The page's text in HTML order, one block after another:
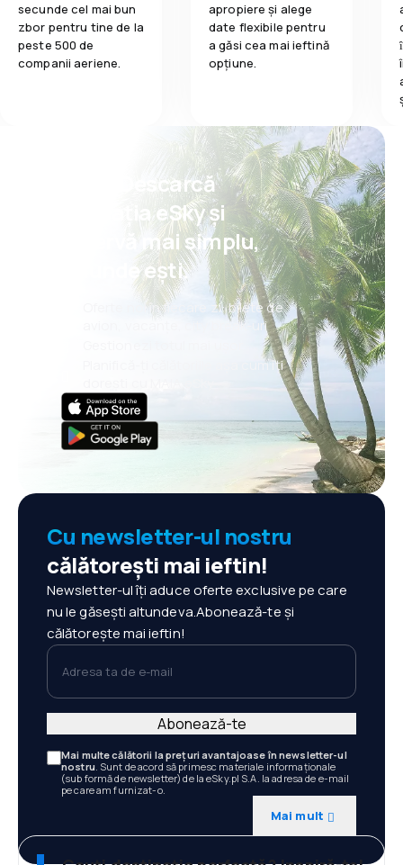
secunde cel mai bun
zbor pentru tine de la
peste 500 de
companii aeriene.
apropiere și alege
date flexibile pentru
a găsi cea mai ieftină
opțiune.
Psst! Descarcă
aplicația eSky și
rezervă mai simplu,
oriunde ești.
Oferte noi în fiecare zi: bilete de
avion, vacanțe, city break-uri
Planifică-ți călătoriile așa cum îți
Cu newsletter-ul nostru
călătorești mai ieftin!
Newsletter-ul îți aduce oferte exclusive pe care
nu le găsești altundeva.Abonează-te și
călătorește mai ieftin!
Adresa ta de e-mail
Mai multe călătorii la prețuri avantajoase în newsletter-ul
nostru. Sunt de acord să primesc materiale informaționale
(sub formă de newsletter) de la eSky.pl S.A. la adresa de e-mail
pe care am furnizat-o.
Mai mult
Abonează-te